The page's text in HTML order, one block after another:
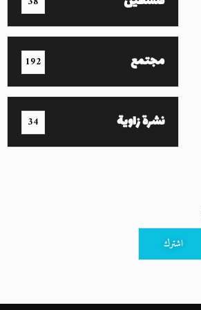
مجتمع 192
نشرة زاوية 34
اشترك